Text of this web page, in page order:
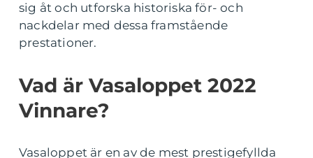
sig åt och utforska historiska för- och
nackdelar med dessa framstående
prestationer.
Vad är Vasaloppet 2022
Vinnare?
Vasaloppet är en av de mest prestigefyllda